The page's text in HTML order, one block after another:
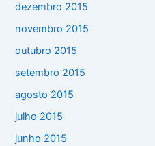
dezembro 2015
novembro 2015
outubro 2015
setembro 2015
agosto 2015
julho 2015
junho 2015